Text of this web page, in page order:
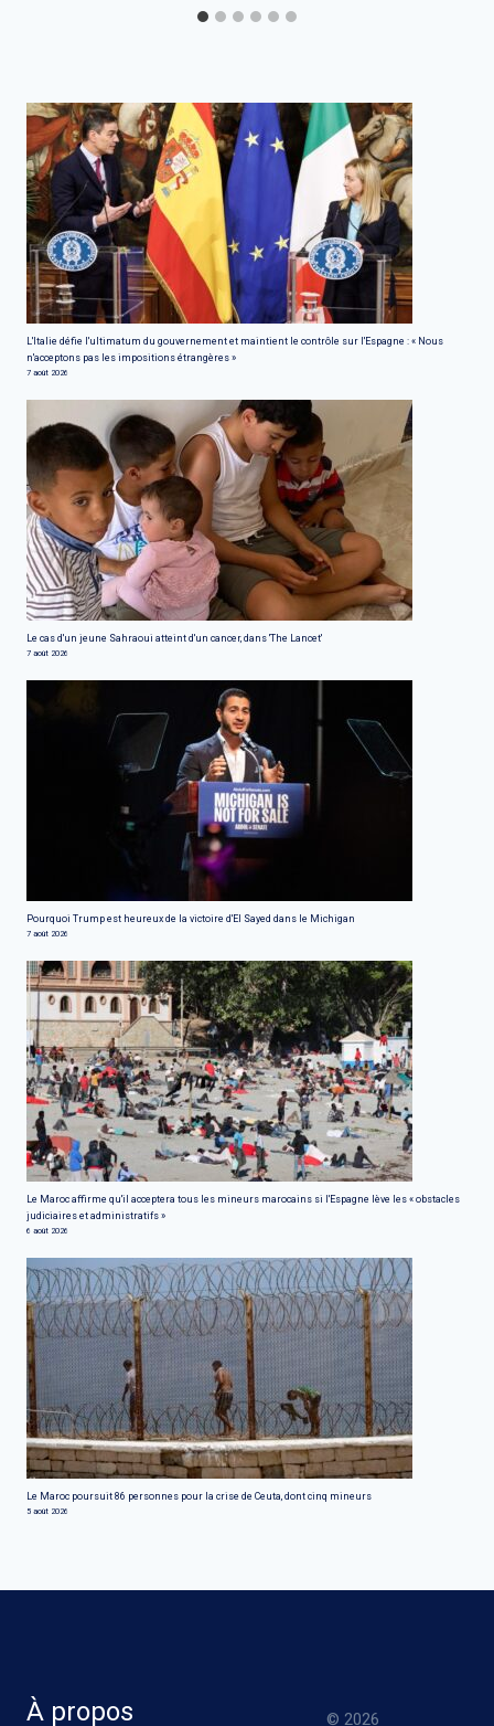
L'Italie défie l'ultimatum du gouvernement et maintient le contrôle sur l'Espagne : « Nous
n'acceptons pas les impositions étrangères »
7 août 2026
Le cas d'un jeune Sahraoui atteint d'un cancer, dans 'The Lancet'
7 août 2026
Pourquoi Trump est heureux de la victoire d'El Sayed dans le Michigan
7 août 2026
Le Maroc affirme qu'il acceptera tous les mineurs marocains si l'Espagne lève les « obstacles
judiciaires et administratifs »
6 août 2026
Le Maroc poursuit 86 personnes pour la crise de Ceuta, dont cinq mineurs
5 août 2026
À propos © 2026